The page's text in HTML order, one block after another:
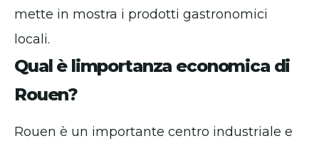
mette in mostra i prodotti gastronomici
locali.
Qual è limportanza economica di
Rouen?
Rouen è un importante centro industriale e